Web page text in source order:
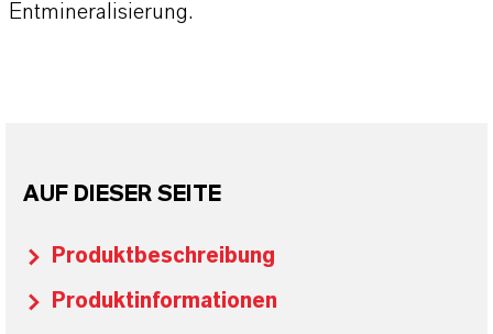
Entmineralisierung.
AUF DIESER SEITE
Produktbeschreibung
Produktinformationen